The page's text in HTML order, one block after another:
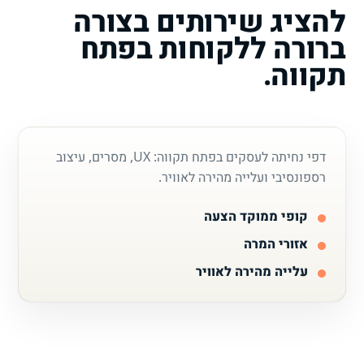
להציג שירותים בצורה
ברורה ללקוחות בפתח
תקווה.
דפי נחיתה לעסקים בפתח תקווה: UX, מסרים, עיצוב
רספונסיבי ועלייה מהירה לאוויר.
קופי ממוקד הצעה
אזורי המרה
עלייה מהירה לאוויר